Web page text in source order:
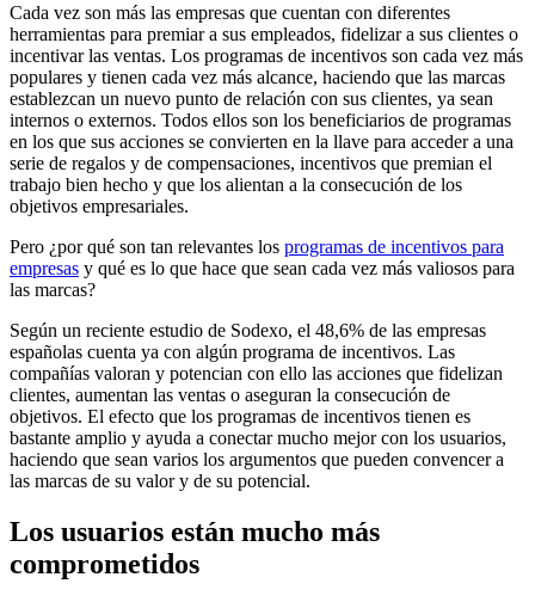
Cada vez son más las empresas que cuentan con diferentes
herramientas para premiar a sus empleados, fidelizar a sus clientes o
incentivar las ventas. Los programas de incentivos son cada vez más
populares y tienen cada vez más alcance, haciendo que las marcas
establezcan un nuevo punto de relación con sus clientes, ya sean
internos o externos. Todos ellos son los beneficiarios de programas
en los que sus acciones se convierten en la llave para acceder a una
serie de regalos y de compensaciones, incentivos que premian el
trabajo bien hecho y que los alientan a la consecución de los
objetivos empresariales.
Pero ¿por qué son tan relevantes los programas de incentivos para
empresas y qué es lo que hace que sean cada vez más valiosos para
las marcas?
Según un reciente estudio de Sodexo, el 48,6% de las empresas
españolas cuenta ya con algún programa de incentivos. Las
compañías valoran y potencian con ello las acciones que fidelizan
clientes, aumentan las ventas o aseguran la consecución de
objetivos. El efecto que los programas de incentivos tienen es
bastante amplio y ayuda a conectar mucho mejor con los usuarios,
haciendo que sean varios los argumentos que pueden convencer a
las marcas de su valor y de su potencial.
Los usuarios están mucho más
comprometidos